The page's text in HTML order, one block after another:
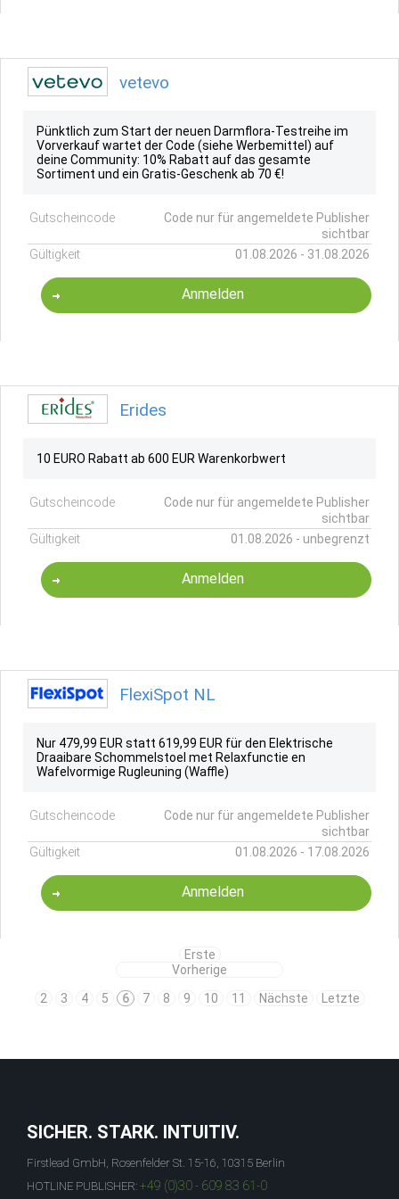
vetevo
Pünktlich zum Start der neuen Darmflora-Testreihe im
Vorverkauf wartet der Code (siehe Werbemittel) auf
deine Community: 10% Rabatt auf das gesamte
Sortiment und ein Gratis-Geschenk ab 70 €!
Gutscheincode
Code nur für angemeldete Publisher
sichtbar
Gültigkeit
01.08.2026 - 31.08.2026
Anmelden
Erides
10 EURO Rabatt ab 600 EUR Warenkorbwert
Gutscheincode
Code nur für angemeldete Publisher
sichtbar
Gültigkeit
01.08.2026 - unbegrenzt
Anmelden
FlexiSpot NL
Nur 479,99 EUR statt 619,99 EUR für den Elektrische
Draaibare Schommelstoel met Relaxfunctie en
Wafelvormige Rugleuning (Waffle)
Gutscheincode
Code nur für angemeldete Publisher
sichtbar
Gültigkeit
01.08.2026 - 17.08.2026
Anmelden
Erste
Vorherige
2
3 4 5 6 7 8 9 10 11 Nächste Letzte
SICHER. STARK. INTUITIV.
Firstlead GmbH, Rosenfelder St. 15-16, 10315 Berlin
HOTLINE PUBLISHER: +49 (0)30 - 609 83 61-0